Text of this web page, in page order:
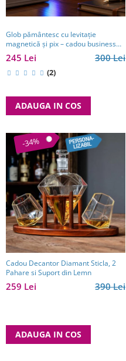
Glob pământesc cu levitație
magnetică și pix – cadou business
pentru bărbați pasionați de
tehnologie și călătorii
300 Lei
245 Lei
(2)
ADAUGA IN COS
-34%
Cadou Decantor Diamant Sticla, 2
Pahare si Suport din Lemn
390 Lei
259 Lei
ADAUGA IN COS